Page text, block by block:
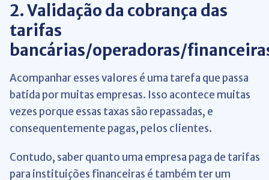
2. Validação da cobrança das
tarifas
bancárias/operadoras/
Acompanhar esses valores é uma tarefa que passa
batida por muitas empresas. Isso acontece muitas
vezes porque essas taxas são repassadas, e
consequentemente pagas, pelos clientes.
Contudo, saber quanto uma empresa paga de tarifas
para instituições financeiras é também ter um